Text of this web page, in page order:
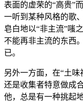
表面的虚荣的“高贵”
一听到某种风格的歌
皂白地以“非主流”嗤
不能再非主流的东西
已。
另外一方面，在“土味
还是收集者特意做成
他，总是有一种挑起